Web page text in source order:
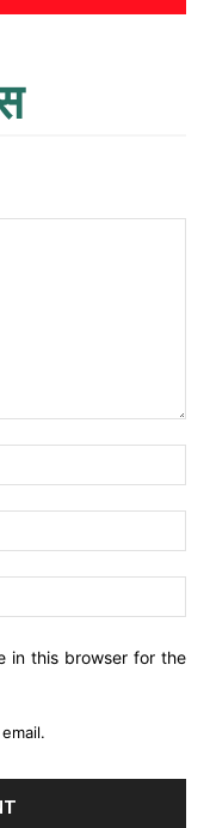
in this browser for the